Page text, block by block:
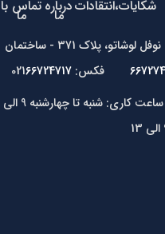
شکایات،انتقاداتدرباره
ما تماس با
ما
آدرس: تهران، خیابان حافظ، بعد از تقاطع نوفل لوشاتو، پلاک 371 - ساختمان
فکس: 021 66724717
پست الکترونیک: Info @ Ertebat.Co ساعت کاری: شنبه تا چهارشنبه 9 الی